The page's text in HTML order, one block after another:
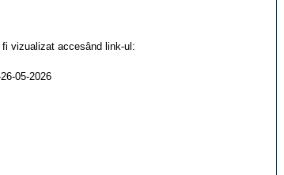
vizualizat accesând link-ul:
05-2026